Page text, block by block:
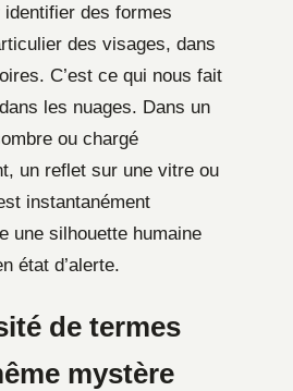
identifier des formes
des visages, dans
C’est ce qui nous fait
les nuages. Dans un
ou chargé
un reflet sur une vitre ou
instantanément
une silhouette humaine
état d’alerte.
de termes
mystère